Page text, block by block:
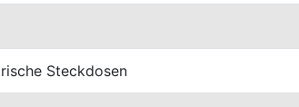
Steckdosen